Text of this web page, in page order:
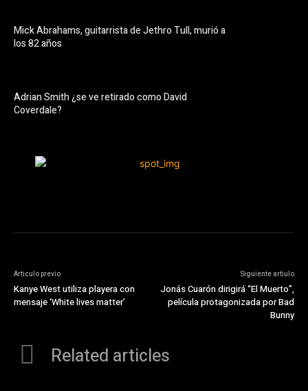
Mick Abrahams, guitarrista de Jethro Tull, murió a
los 82 años
Adrian Smith ¿se ve retirado como David
Coverdale?
Articulo previo
Kanye West utiliza playera con
mensaje ‘White lives matter’
Siguiente artiulo
Jonás Cuarón dirigirá “El Muerto”,
película protagonizada por Bad
Bunny
Related articles